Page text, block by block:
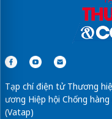
Tạp chí điện tử Thương
ương Hiệp hội Chống
(Vatap)